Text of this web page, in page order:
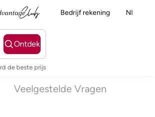
Bedrijf rekening Nl
Ontdek
de beste prijs
Veelgestelde Vragen